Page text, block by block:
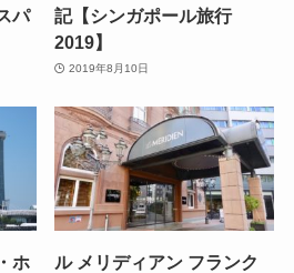
パ
記【シンガポール旅行
2019】
2019年8月10日
ホ
ル メリディアン フランク